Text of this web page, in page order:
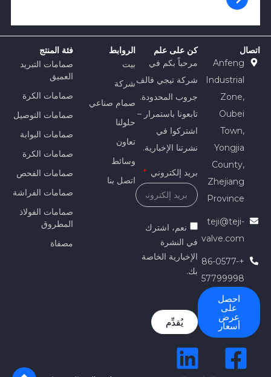
اتصال
Anfeng
Industrial
Zone,
Oubei
Town,
Yongjia
County,
Zhejiang
Province
teji@teji-
valve.com
+86-0577-
57799998
احصل
على
عرض
أسعار
كن على علم
مرحباً بكم في
شركة تيجي فالف
جروب المحدودة.
تابعونا باستمرار –
اشتركوا في
نشرتنا الإخبارية.
بريد إلكتروني
نعم، اشترك
في النشرة
الإخبارية الخاصة
بك.
يُقدِّم
الروابط
بيت
شركة
صمام صناعي
حلولنا
تعاون
وسائط
اتصل بنا
فئة المنتج
صمامات التبريد
العميق
صمامات الكرة
صمامات التوصيل
صمامات البوابة
صمامات الكرة
صمامات الفحص
صمامات الفراشة
صمامات الفولاذ
المطروق
مصفاة